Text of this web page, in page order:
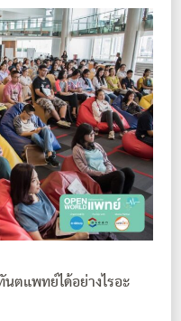
นตแพทย์ได้อย่างไรอะ